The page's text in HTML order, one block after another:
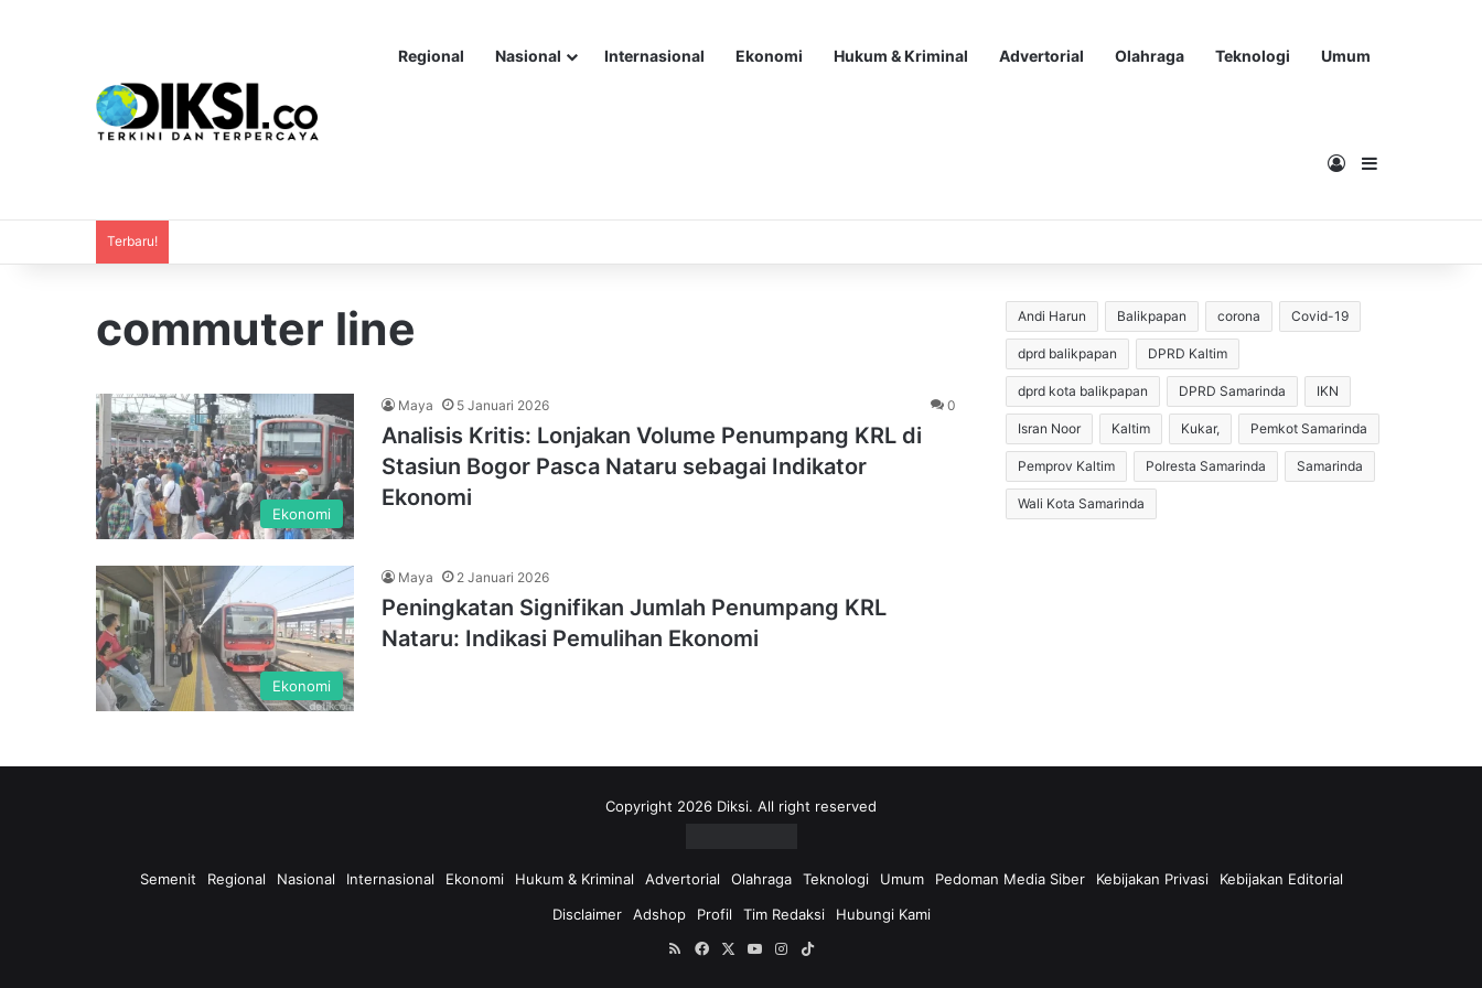
Regional Nasional Internasional Ekonomi Hukum & Kriminal Advertorial Olahraga Teknologi Umum
Masuk
Terbaru!
commuter line
Ekonomi
Maya 5 Januari 2026 0
Analisis Kritis: Lonjakan Volume Penumpang KRL di
Stasiun Bogor Pasca Nataru sebagai Indikator
Ekonomi
Ekonomi
Maya 2 Januari 2026
Peningkatan Signifikan Jumlah Penumpang KRL
Nataru: Indikasi Pemulihan Ekonomi
Andi Harun Balikpapan corona Covid-19
dprd balikpapan DPRD Kaltim
dprd kota balikpapan DPRD Samarinda IKN
Isran Noor Kaltim Kukar, Pemkot Samarinda
Pemprov Kaltim Polresta Samarinda Samarinda
Wali Kota Samarinda
Copyright 2026 Diksi. All right reserved
Semenit Regional Nasional Internasional Ekonomi Hukum & Kriminal Advertorial Olahraga Teknologi Umum Pedoman Media Siber Kebijakan Privasi
Kebijakan Editorial
Disclaimer
Adshop Profil Tim Redaksi
Hubungi Kami
RSSFacebookYouTubeInstagram
TikTok